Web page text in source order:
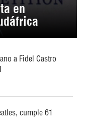
en
a Fidel Castro
cumple 61